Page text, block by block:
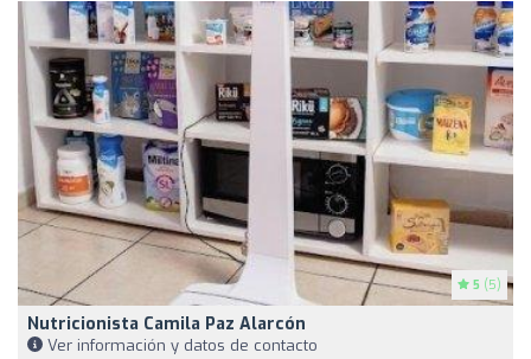
5 (5)
Nutricionista Camila Paz Alarcón
Ver información y datos de contacto